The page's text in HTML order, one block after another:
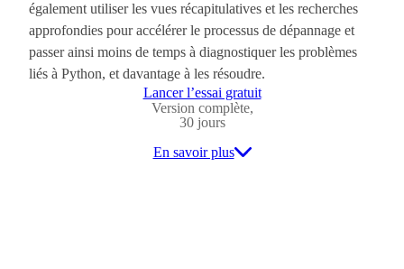
également utiliser les vues récapitulatives et les recherches
approfondies pour accélérer le processus de dépannage et
passer ainsi moins de temps à diagnostiquer les problèmes
liés à Python, et davantage à les résoudre.
Lancer l’essai gratuit
Version complète,
30 jours
En savoir plus